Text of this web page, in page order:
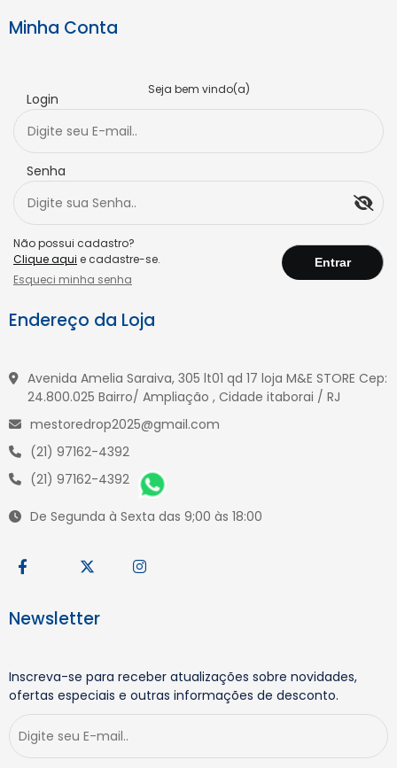
Minha Conta
Seja bem vindo(a)
Login
Senha
Não possui cadastro?
Clique aqui e cadastre-se.
Esqueci minha senha
Endereço da Loja
Avenida Amelia Saraiva, 305 lt01 qd 17 loja M&E STORE Cep:
24.800.025 Bairro/ Ampliação , Cidade itaborai / RJ
mestoredrop2025@gmail.com
(21) 97162-4392
(21) 97162-4392
De Segunda à Sexta das 9;00 às 18:00
Newsletter
Inscreva-se para receber atualizações sobre novidades,
ofertas especiais e outras informações de desconto.